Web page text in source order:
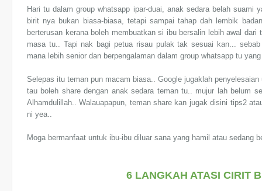
Hari tu dalam group whatsapp ipar-duai, anak sedara belah suami
birit nya bukan biasa-biasa, tetapi sampai tahap dah lembik
berterusan kerana boleh membuatkan si ibu bersalin lebih awal
masa tu.. Tapi nak bagi petua risau pulak tak sesuai kan...
mana lebih senior dan berpengalaman dalam group whatsapp tu
Selepas itu teman pun macam biasa.. Google jugaklah
tau boleh share dengan anak sedara teman tu.. mujur lah belum
Alhamdulillah.. Walauapapun, teman share kan jugak disini tips2
ni yea..
Moga bermanfaat untuk ibu-ibu diluar sana yang hamil atau sedang
6 LANGKAH ATASI CIRIT